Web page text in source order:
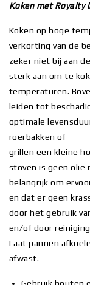
Koken met Royalty
Koken op hoge
verkorting van de
zeker niet bij aan
sterk aan om te
temperaturen.
leiden tot
optimale
roerbakken of
grillen een kleine
stoven is geen olie
belangrijk om
en dat er geen
door het gebruik
en/of door
Laat pannen
afwast.